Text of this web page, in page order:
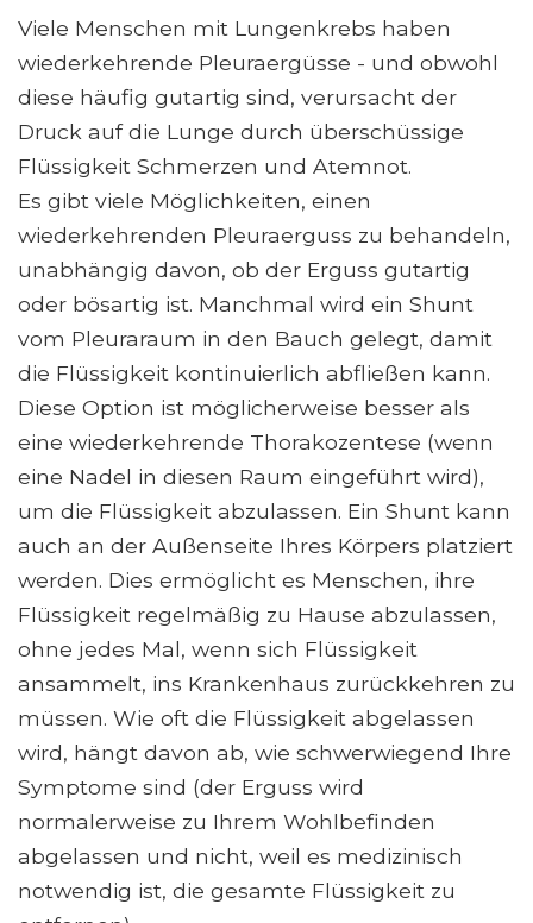
Viele Menschen mit Lungenkrebs haben
wiederkehrende Pleuraergüsse - und obwohl
diese häufig gutartig sind, verursacht der
Druck auf die Lunge durch überschüssige
Flüssigkeit Schmerzen und Atemnot.
Es gibt viele Möglichkeiten, einen
wiederkehrenden Pleuraerguss zu behandeln,
unabhängig davon, ob der Erguss gutartig
oder bösartig ist. Manchmal wird ein Shunt
vom Pleuraraum in den Bauch gelegt, damit
die Flüssigkeit kontinuierlich abfließen kann.
Diese Option ist möglicherweise besser als
eine wiederkehrende Thorakozentese (wenn
eine Nadel in diesen Raum eingeführt wird),
um die Flüssigkeit abzulassen. Ein Shunt kann
auch an der Außenseite Ihres Körpers platziert
werden. Dies ermöglicht es Menschen, ihre
Flüssigkeit regelmäßig zu Hause abzulassen,
ohne jedes Mal, wenn sich Flüssigkeit
ansammelt, ins Krankenhaus zurückkehren zu
müssen. Wie oft die Flüssigkeit abgelassen
wird, hängt davon ab, wie schwerwiegend Ihre
Symptome sind (der Erguss wird
normalerweise zu Ihrem Wohlbefinden
abgelassen und nicht, weil es medizinisch
notwendig ist, die gesamte Flüssigkeit zu